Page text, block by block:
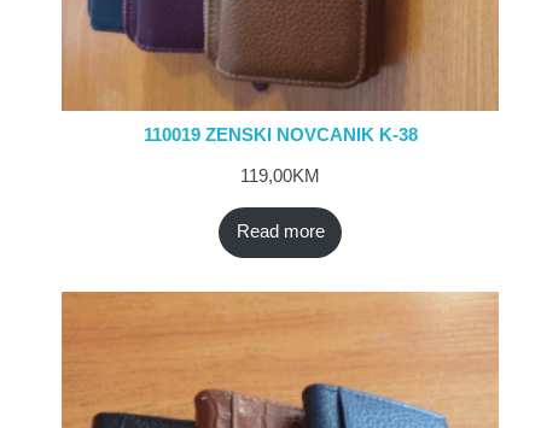
110019 ZENSKI NOVCANIK K-38
119,00KM
Read more